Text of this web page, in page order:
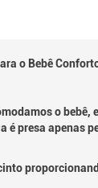
o Bebê
o
presa